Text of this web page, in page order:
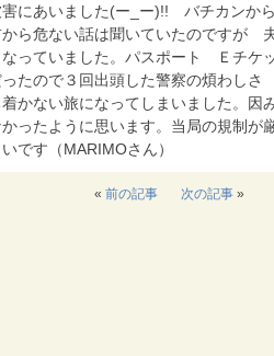
にあいました(ー_ー)!! バチカンか
ら危ない話は聞いていたのですが
っていました。パスポート Ｅチケ
たので３回出頭した警察の煩わし
かない旅になってしまいました。
ったように思います。当局の規制が
です（MARIMOさん）
« 前の記事 次の記事»